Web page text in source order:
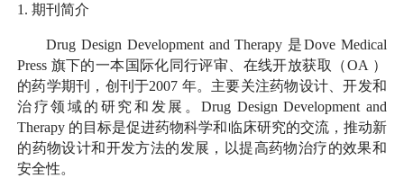
1.期刊简介
Drug Design Development and Therapy 是Dove Medical
Press 旗下的一本国际化同行评审、在线开放获取（OA ）
的药学期刊，创刊于2007 年。主要关注药物设计、开发和
治疗领域的研究和发展。Drug Design Development and
Therapy 的目标是促进药物科学和临床研究的交流，推动新
的药物设计和开发方法的发展，以提高药物治疗的效果和
安全性。